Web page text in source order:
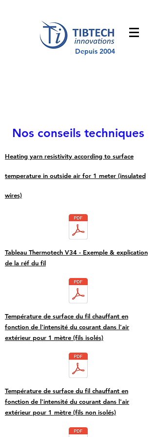
Depuis 2004
Nos conseils techniques
Heating yarn resistivity according to surface
temperature in outside air for 1 meter (insulated
wires)
Tableau Thermotech V34 - Exemple & explication
de la réf du fil
Température de surface du fil chauffant en
fonction de l'intensité du courant dans l'air
extérieur pour 1 mètre (fils isolés)
Température de surface du fil chauffant en
fonction de l'intensité du courant dans l'air
extérieur pour 1 mètre (fils non isolés)